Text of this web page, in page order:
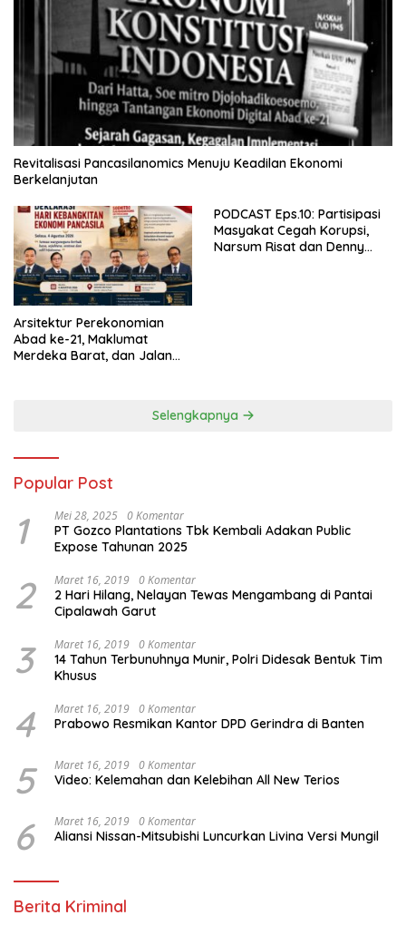
Revitalisasi Pancasilanomics Menuju Keadilan Ekonomi
Berkelanjutan
Arsitektur Perekonomian
Abad ke-21, Maklumat
Merdeka Barat, dan Jalan
PODCAST Eps.10: Partisipasi
Masyakat Cegah Korupsi,
Narsum Risat dan Denny
Selengkapnya
Popular Post
1 Mei 28, 2025 0 Komentar
PT Gozco Plantations Tbk Kembali Adakan Public
Expose Tahunan 2025
2 Maret 16, 2019 0 Komentar
2 Hari Hilang, Nelayan Tewas Mengambang di Pantai
Cipalawah Garut
3 Maret 16, 2019 0 Komentar
14 Tahun Terbunuhnya Munir, Polri Didesak Bentuk Tim
Khusus
4 Maret 16, 2019 0 Komentar
Prabowo Resmikan Kantor DPD Gerindra di Banten
5 Maret 16, 2019 0 Komentar
Video: Kelemahan dan Kelebihan All New Terios
6 Maret 16, 2019 0 Komentar
Aliansi Nissan-Mitsubishi Luncurkan Livina Versi Mungil
Berita Kriminal